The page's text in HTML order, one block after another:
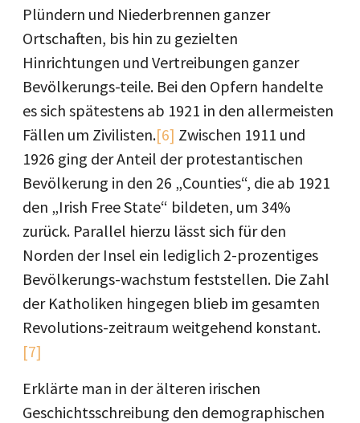
Plündern und Niederbrennen ganzer
Ortschaften, bis hin zu gezielten
Hinrichtungen und Vertreibungen ganzer
Bevölkerungs-teile. Bei den Opfern handelte
es sich spätestens ab 1921 in den allermeisten
Fällen um Zivilisten.[6] Zwischen 1911 und
1926 ging der Anteil der protestantischen
Bevölkerung in den 26 „Counties“, die ab 1921
den „Irish Free State“ bildeten, um 34%
zurück. Parallel hierzu lässt sich für den
Norden der Insel ein lediglich 2-prozentiges
Bevölkerungs-wachstum feststellen. Die Zahl
der Katholiken hingegen blieb im gesamten
Revolutions-zeitraum weitgehend konstant.
[7]
Erklärte man in der älteren irischen
Geschichtsschreibung den demographischen